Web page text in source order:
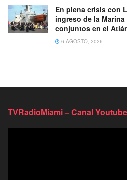
En plena crisis con
ingreso de la
conjuntos en el
6 AGOSTO, 2026
TVRadioMiami – Canal Youtube